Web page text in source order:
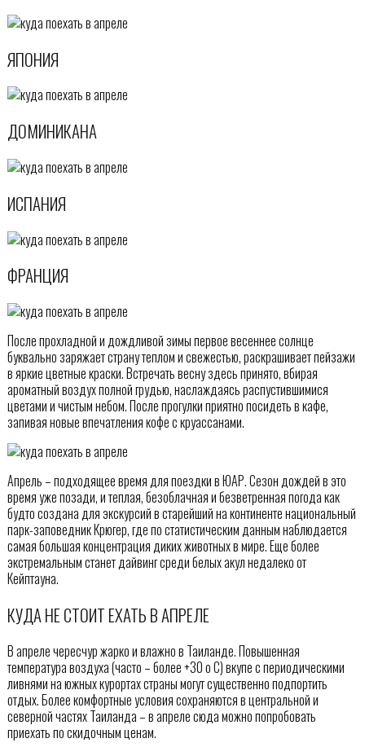
ЯПОНИЯ
ДОМИНИКАНА
ИСПАНИЯ
ФРАНЦИЯ
После прохладной и дождливой зимы первое весеннее солнце
буквально заряжает страну теплом и свежестью, раскрашивает пейзажи
в яркие цветные краски. Встречать весну здесь принято, вбирая
ароматный воздух полной грудью, наслаждаясь распустившимися
цветами и чистым небом. После прогулки приятно посидеть в кафе,
запивая новые впечатления кофе с круассанами.
Апрель – подходящее время для поездки в ЮАР. Сезон дождей в это
время уже позади, и теплая, безоблачная и безветренная погода как
будто создана для экскурсий в старейший на континенте национальный
парк-заповедник Крюгер, где по статистическим данным наблюдается
самая большая концентрация диких животных в мире. Еще более
экстремальным станет дайвинг среди белых акул недалеко от
Кейптауна.
КУДА НЕ СТОИТ ЕХАТЬ В АПРЕЛЕ
В апреле чересчур жарко и влажно в Таиланде. Повышенная
температура воздуха (часто – более +30 o C) вкупе с периодическими
ливнями на южных курортах страны могут существенно подпортить
отдых. Более комфортные условия сохраняются в центральной и
северной частях Таиланда – в апреле сюда можно попробовать
приехать по скидочным ценам.